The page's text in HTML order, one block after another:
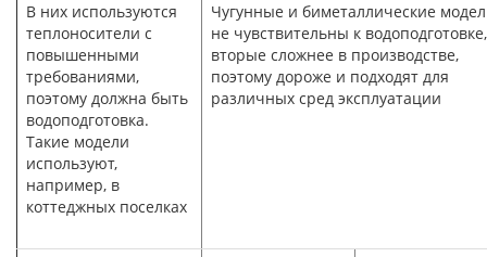
В них используются
теплоносители с
повышенными
требованиями,
поэтому должна быть
водоподготовка.
Такие модели
используют,
например, в
коттеджных поселках
Чугунные и биметаллические
не чувствительны к
вторые сложнее в производстве,
поэтому дороже и подходят для
различных сред эксплуатации